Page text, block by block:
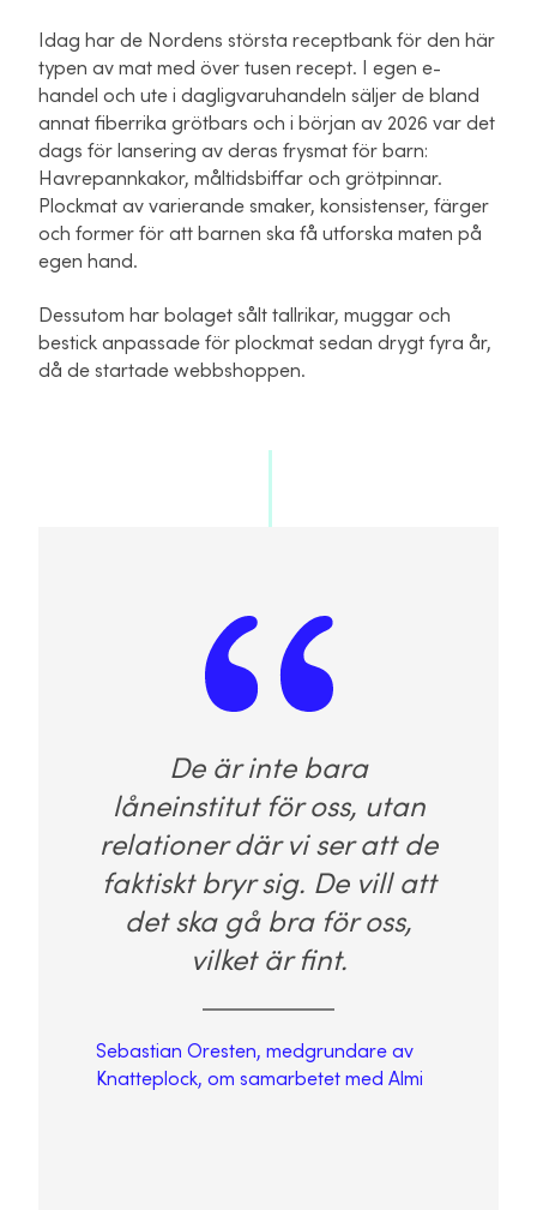
Idag har de Nordens största receptbank för den här
typen av mat med över tusen recept. I egen e-
handel och ute i dagligvaruhandeln säljer de bland
annat fiberrika grötbars och i början av 2026 var det
dags för lansering av deras frysmat för barn:
Havrepannkakor, måltidsbiffar och grötpinnar.
Plockmat av varierande smaker, konsistenser, färger
och former för att barnen ska få utforska maten på
egen hand.
Dessutom har bolaget sålt tallrikar, muggar och
bestick anpassade för plockmat sedan drygt fyra år,
då de startade webbshoppen.
De är inte bara
låneinstitut för oss, utan
relationer där vi ser att de
faktiskt bryr sig. De vill att
det ska gå bra för oss,
vilket är fint.
Sebastian Oresten, medgrundare av
Knatteplock, om samarbetet med Almi